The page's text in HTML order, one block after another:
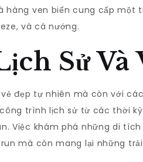
hàng ven biển cung cấp
và cá nướng.
Sử Và
đẹp tự nhiên mà còn với
trình lịch sử từ các thời
Việc khám phá những di
mà còn mang lại những